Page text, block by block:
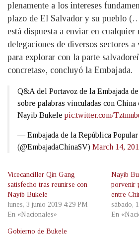
plenamente a los intereses
plazo de El Salvador y su pueblo
está dispuesta a enviar en cualquier
delegaciones de diversos sectores
para explorar con la parte
concretas», concluyó la Embajada.
Q&A del Portavoz de la Embajada
sobre palabras vinculadas con
Nayib Bukele pic.twitter.com/
— Embajada de la República
(@EmbajadaChinaSV) March 14,
Vicecanciller Qin Gang
satisfecho tras reunirse con
Nayib Bukele
lunes, 3 junio 2019 4:29 PM
En «Nacionales»
Nayib
porvenir
entre
sábado,
En
Gobierno de Bukele